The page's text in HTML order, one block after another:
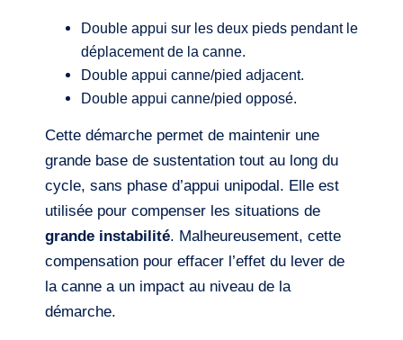
Double appui sur les deux pieds pendant le
déplacement de la canne.
Double appui canne/pied adjacent.
Double appui canne/pied opposé.
Cette démarche permet de maintenir une
grande base de sustentation tout au long du
cycle, sans phase d’appui unipodal. Elle est
utilisée pour compenser les situations de
grande instabilité. Malheureusement, cette
compensation pour effacer l’effet du lever de
la canne a un impact au niveau de la
démarche.